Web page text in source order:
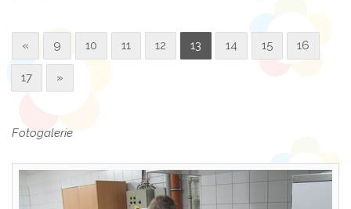
« 9 10 11 12 13 14 15 16
17 »
Fotogalerie